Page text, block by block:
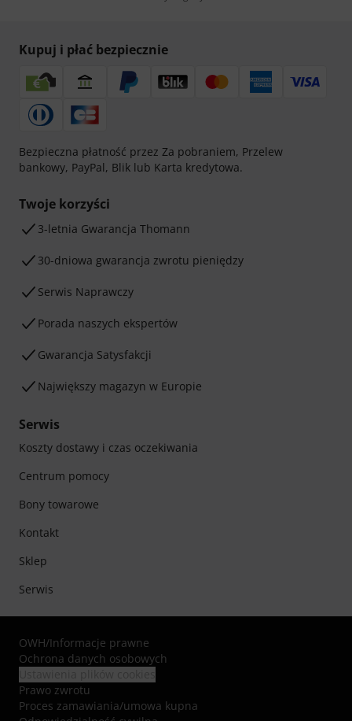
Kupuj i płać bezpiecznie
Bezpieczna płatność przez Za pobraniem, Przelew
bankowy, PayPal, Blik lub Karta kredytowa.
Twoje korzyści
3-letnia Gwarancja Thomann
30-dniowa gwarancja zwrotu pieniędzy
Serwis Naprawczy
Porada naszych ekspertów
Gwarancja Satysfakcji
Największy magazyn w Europie
Serwis
Koszty dostawy i czas oczekiwania
Centrum pomocy
Bony towarowe
Kontakt
Sklep
Serwis
OWH/Informacje prawne
Ochrona danych osobowych
Prawo zwrotu
Proces zamawiania/umowa kupna